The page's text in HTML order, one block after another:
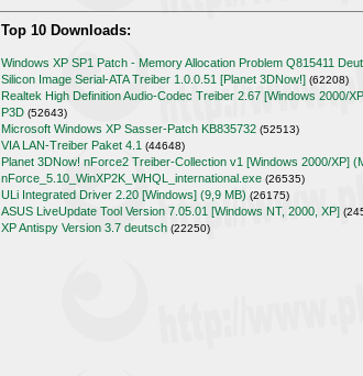
Top 10 Downloads:
Windows XP SP1 Patch - Memory Allocation Problem Q815411
Silicon Image Serial-ATA Treiber 1.0.0.51 [Planet 3DNow!] (62208)
Realtek High Definition Audio-Codec Treiber 2.67 [Windows 2000/
P3D (52643)
Microsoft Windows XP Sasser-Patch KB835732 (52513)
VIA LAN-Treiber Paket 4.1 (44648)
Planet 3DNow! nForce2 Treiber-Collection v1 [Windows 2000/XP]
nForce_5.10_WinXP2K_WHQL_international.exe (26535)
ULi Integrated Driver 2.20 [Windows] (9,9 MB) (26175)
ASUS LiveUpdate Tool Version 7.05.01 [Windows NT, 2000, XP]
XP Antispy Version 3.7 deutsch (22250)